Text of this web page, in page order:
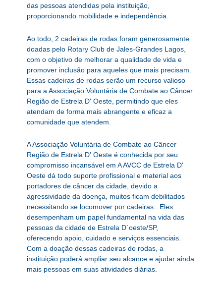
das pessoas atendidas pela instituição,
proporcionando mobilidade e independência.
Ao todo, 2 cadeiras de rodas foram generosamente
doadas pelo Rotary Club de Jales-Grandes Lagos,
com o objetivo de melhorar a qualidade de vida e
promover inclusão para aqueles que mais precisam.
Essas cadeiras de rodas serão um recurso valioso
para a Associação Voluntária de Combate ao Câncer
Região de Estrela D' Oeste, permitindo que eles
atendam de forma mais abrangente e eficaz a
comunidade que atendem.
A Associação Voluntária de Combate ao Câncer
Região de Estrela D' Oeste é conhecida por seu
compromisso incansável em A AVCC de Estrela D'
Oeste dá todo suporte profissional e material aos
portadores de câncer da cidade, devido a
agressividade da doença, muitos ficam debilitados
necessitando se locomover por cadeiras.. Eles
desempenham um papel fundamental na vida das
pessoas da cidade de Estrela D´oeste/SP,
oferecendo apoio, cuidado e serviços essenciais.
Com a doação dessas cadeiras de rodas, a
instituição poderá ampliar seu alcance e ajudar ainda
mais pessoas em suas atividades diárias.